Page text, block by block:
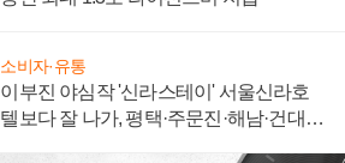
소비자·유통
이부진 야심작 '신라스테이' 서울신라호
텔보다 잘 나가, 평택·주문진·해남·건대로